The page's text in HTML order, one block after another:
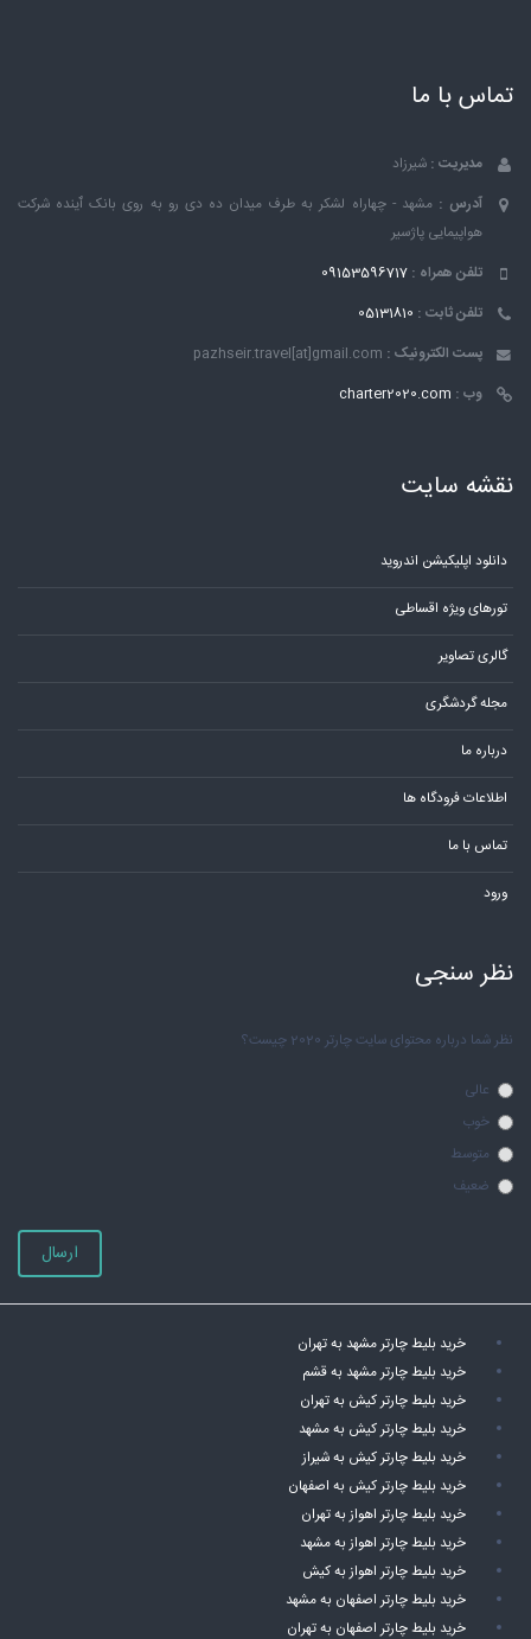
تماس با ما
مدیریت : شیرزاد
آدرس : مشهد - چهاراه لشکر به طرف میدان ده دی رو به روی بانک ٱینده شرکت
هواپیمایی پاژسیر
تلفن همراه : 09153596717
تلفن ثابت : 05131810
پست الکترونیک : pazhseir.travel[at]gmail.com
وب : charter2020.com
نقشه سایت
دانلود اپلیکیشن اندروید
تورهای ویژه اقساطی
گالری تصاویر
مجله گردشگری
درباره ما
اطلاعات فرودگاه ها
تماس با ما
ورود
نظر سنجی
نظر شما درباره محتوای سایت چارتر 2020 چیست؟
عالی
خوب
متوسط
ضعیف
ارسال
خرید بلیط چارتر مشهد به تهران
خرید بلیط چارتر مشهد به قشم
خرید بلیط چارتر کیش به تهران
خرید بلیط چارتر کیش به مشهد
خرید بلیط چارتر کیش به شیراز
خرید بلیط چارتر کیش به اصفهان
خرید بلیط چارتر اهواز به تهران
خرید بلیط چارتر اهواز به مشهد
خرید بلیط چارتر اهواز به کیش
خرید بلیط چارتر اصفهان به مشهد
خرید بلیط چارتر اصفهان به تهران